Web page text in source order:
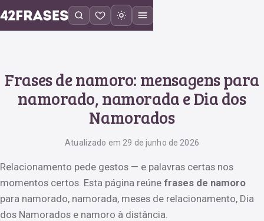
Frases de namoro: mensagens para
namorado, namorada e Dia dos
Namorados
Atualizado em 29 de junho de 2026
Relacionamento pede gestos — e palavras certas nos
momentos certos. Esta página reúne frases de namoro
para namorado, namorada, meses de relacionamento, Dia
dos Namorados e namoro à distância.